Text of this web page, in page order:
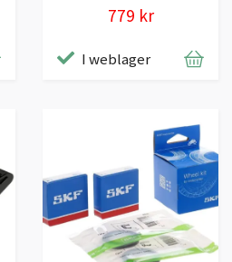
779 kr
I weblager